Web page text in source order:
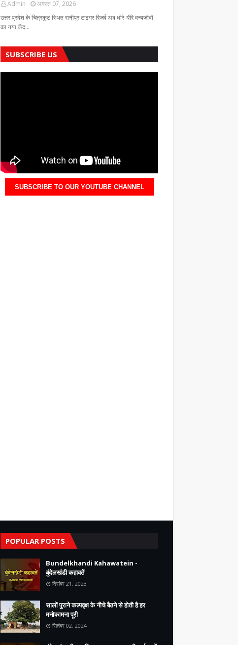
Admin
अगस्त 07, 2026
उत्तर प्रदेश के चित्रकूट स्थित रानीपुर टाइगर रिजर्व अब धीरे-धीरे वन्यजीवों
का नया केंद…
SUBSCRIBE US
SUBSCRIBE TO OUR YOUTUBE CHANNEL
POPULAR POSTS
Bundelkhandi Kahawatein -
बुंदेलखंडी कहावतें
दिसंबर 21, 2023
सालों पुराने कल्पवृक्ष के नीचे बैठने से होती है हर
मनोकामना पूरी
सितंबर 02, 2024